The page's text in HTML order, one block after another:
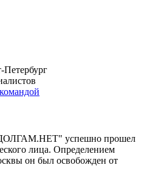
Петербург
успешно прошел
лица. Определением
он был освобожден от